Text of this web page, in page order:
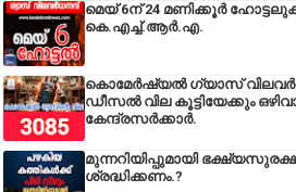
മെയ് 6ന് 24 മണിക്കൂർ
കെ.എച്ച്.ആർ.എ.
കൊമേർഷ്യൽ ഗ്യാസ്
ഡീസല്‍ വില കൂട്ടിയേക്കും
കേന്ദ്രസര്‍ക്കാര്‍.
മുന്നറിയിപ്പുമായി
ശ്രദ്ധിക്കണം.?